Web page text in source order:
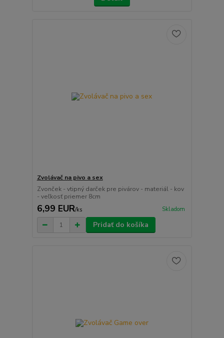
Zvolávač na pivo a sex
Zvonček - vtipný darček pre pivárov - materiál - kov
- veľkosť priemer 8cm
6,99 EUR/ks Skladom
Pridať do košíka